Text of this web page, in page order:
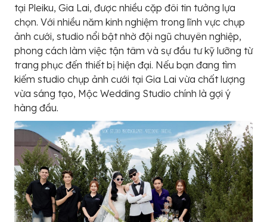
tại Pleiku, Gia Lai, được nhiều cặp đôi tin tưởng lựa
chọn. Với nhiều năm kinh nghiệm trong lĩnh vực chụp
ảnh cưới, studio nổi bật nhờ đội ngũ chuyên nghiệp,
phong cách làm việc tận tâm và sự đầu tư kỹ lưỡng từ
trang phục đến thiết bị hiện đại. Nếu bạn đang tìm
kiếm studio chụp ảnh cưới tại Gia Lai vừa chất lượng
vừa sáng tạo, Mộc Wedding Studio chính là gợi ý
hàng đầu.